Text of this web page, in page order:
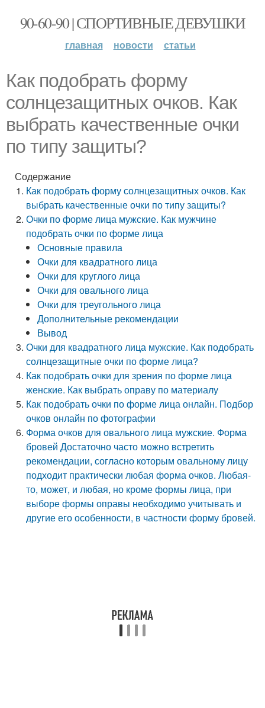
90-60-90 | СПОРТИВНЫЕ ДЕВУШКИ
главная новости статьи
Как подобрать форму
солнцезащитных очков. Как
выбрать качественные очки
по типу защиты?
Содержание
Как подобрать форму солнцезащитных очков. Как
выбрать качественные очки по типу защиты?
Очки по форме лица мужские. Как мужчине
подобрать очки по форме лица
Основные правила
Очки для квадратного лица
Очки для круглого лица
Очки для овального лица
Очки для треугольного лица
Дополнительные рекомендации
Вывод
Очки для квадратного лица мужские. Как подобрать
солнцезащитные очки по форме лица?
Как подобрать очки для зрения по форме лица
женские. Как выбрать оправу по материалу
Как подобрать очки по форме лица онлайн. Подбор
очков онлайн по фотографии
Форма очков для овального лица мужские. Форма
бровей Достаточно часто можно встретить
рекомендации, согласно которым овальному лицу
подходит практически любая форма очков. Любая-
то, может, и любая, но кроме формы лица, при
выборе формы оправы необходимо учитывать и
другие его особенности, в частности форму бровей.